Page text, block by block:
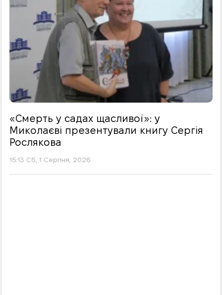
«Смерть у садах щасливої»: у
Миколаєві презентували книгу Сергія
Рослякова
15:13 Сб, 1 Серпня, 2026